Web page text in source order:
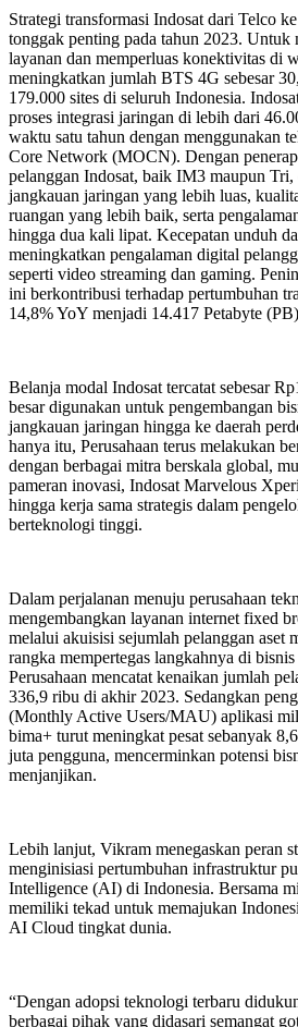
Strategi transformasi Indosat dari Telco
tonggak penting pada tahun 2023. Untuk
layanan dan memperluas konektivitas di
meningkatkan jumlah BTS 4G sebesar
179.000 sites di seluruh Indonesia.
proses integrasi jaringan di lebih dari
waktu satu tahun dengan menggunakan
Core Network (MOCN). Dengan
pelanggan Indosat, baik IM3 maupun Tri,
jangkauan jaringan yang lebih luas,
ruangan yang lebih baik, serta
hingga dua kali lipat. Kecepatan unduh
meningkatkan pengalaman digital
seperti video streaming dan gaming.
ini berkontribusi terhadap pertumbuhan
14,8% YoY menjadi 14.417 Petabyte
Belanja modal Indosat tercatat sebesar
besar digunakan untuk pengembangan
jangkauan jaringan hingga ke daerah
hanya itu, Perusahaan terus melakukan
dengan berbagai mitra berskala global,
pameran inovasi, Indosat Marvelous
hingga kerja sama strategis dalam
berteknologi tinggi.
Dalam perjalanan menuju perusahaan
mengembangkan layanan internet fixed
melalui akuisisi sejumlah pelanggan
rangka mempertegas langkahnya di
Perusahaan mencatat kenaikan jumlah
336,9 ribu di akhir 2023. Sedangkan
(Monthly Active Users/MAU) aplikasi
bima+ turut meningkat pesat sebanyak
juta pengguna, mencerminkan potensi
menjanjikan.
Lebih lanjut, Vikram menegaskan peran
menginisiasi pertumbuhan infrastruktur
Intelligence (AI) di Indonesia. Bersama
memiliki tekad untuk memajukan
AI Cloud tingkat dunia.
“Dengan adopsi teknologi terbaru
berbagai pihak yang didasari semangat